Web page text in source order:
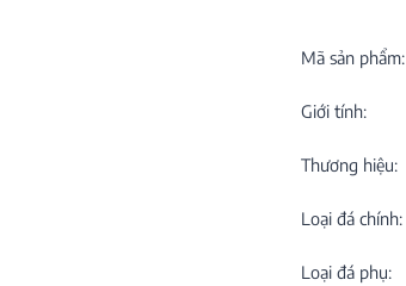
Mã sản phẩm:
Giới tính:
Thương hiệu:
Loại đá chính:
Loại đá phụ: